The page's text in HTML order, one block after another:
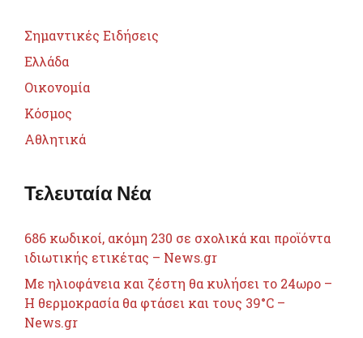
Σημαντικές Ειδήσεις
Ελλάδα
Οικονομία
Κόσμος
Αθλητικά
Τελευταία Νέα
686 κωδικοί, ακόμη 230 σε σχολικά και προϊόντα
ιδιωτικής ετικέτας – News.gr
Με ηλιοφάνεια και ζέστη θα κυλήσει το 24ωρο –
Η θερμοκρασία θα φτάσει και τους 39°C –
News.gr